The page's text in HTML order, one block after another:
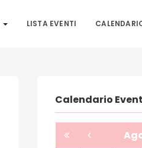
LISTA EVENTI
Calendario